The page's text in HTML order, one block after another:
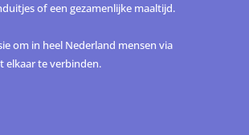
of een gezamenlijke maaltijd.
om in heel Nederland mensen via
elkaar te verbinden.